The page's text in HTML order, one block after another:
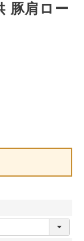
豚肩ロー